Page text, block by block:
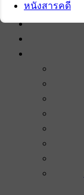
หนังสารคดี